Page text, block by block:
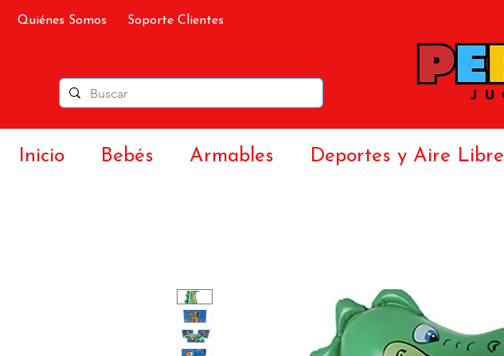
Quiénes Somos Soporte Clientes
Inicio Bebés Armables Deportes y Aire Libre